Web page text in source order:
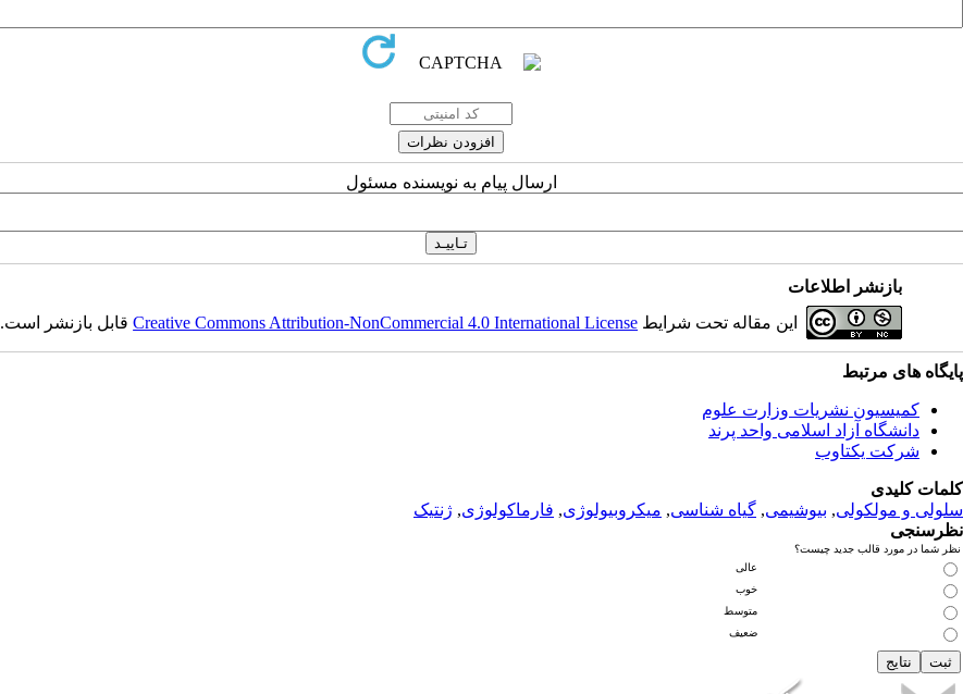
ارسال پیام به نویسنده مسئول
بازنشر اطلاعات
این مقاله تحت شرایط Creative Commons Attribution-NonCommercial 4.0 International Licenseقابل بازنشر است.
پایگاه های مرتبط
کمیسیون نشریات وزارت علوم
دانشگاه آزاد اسلامی واحد پرند
شرکت یکتاوب
کلمات کلیدی
سلولی و مولکولی, بیوشیمی, گیاه شناسی, میکروبیولوژی, فارماکولوژی, ژنتیک
نظرسنجی
نظر شما در مورد قالب جدید چیست؟
عالی
خوب
متوسط
ضعیف